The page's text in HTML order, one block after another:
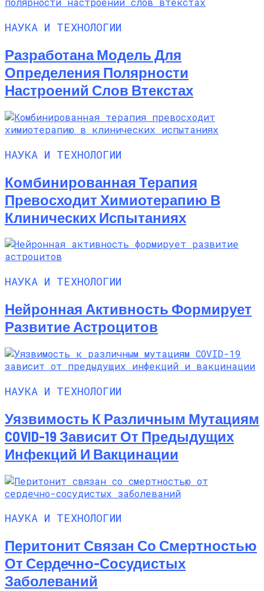
НАУКА И ТЕХНОЛОГИИ
Разработана Модель Для
Определения Полярности
Настроений Слов Втекстах
НАУКА И ТЕХНОЛОГИИ
Комбинированная Терапия
Превосходит Химиотерапию В
Клинических Испытаниях
НАУКА И ТЕХНОЛОГИИ
Нейронная Активность Формирует
Развитие Астроцитов
НАУКА И ТЕХНОЛОГИИ
Уязвимость К Различным Мутациям
COVID-19 Зависит От Предыдущих
Инфекций И Вакцинации
НАУКА И ТЕХНОЛОГИИ
Перитонит Связан Со Смертностью
От Сердечно-Сосудистых
Заболеваний